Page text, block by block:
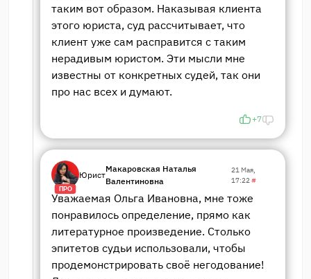
таким вот образом. Наказывая клиента
этого юриста, суд рассчитывает, что
клиент уже сам расправится с таким
нерадивым юристом. Эти мысли мне
известны от конкретных судей, так они
про нас всех и думают.
+7
ПРО
Юрист
Макаровская Наталья
Валентиновна
21 Мая,
17:22 #
Уважаемая Ольга Ивановна, мне тоже
понравилось определение, прямо как
литературное произведение. Столько
эпитетов судьи использовали, чтобы
продемонстрировать своё негодование!